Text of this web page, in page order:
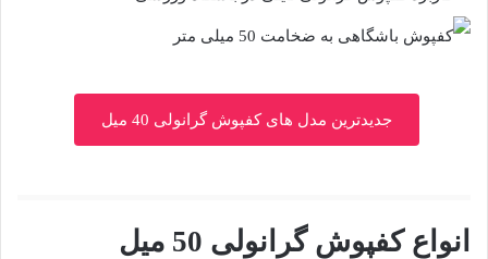
جدیدترین مدل های کفپوش گرانولی 40 میل
انواع کفپوش گرانولی 50 میل